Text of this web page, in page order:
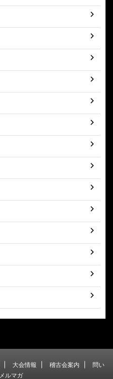
大会情報 稽古会案内
問い
メルマガ